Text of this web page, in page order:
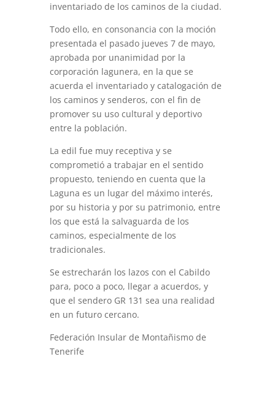
inventariado de los caminos de la ciudad.
Todo ello, en consonancia con la moción
presentada el pasado jueves 7 de mayo,
aprobada por unanimidad por la
corporación lagunera, en la que se
acuerda el inventariado y catalogación de
los caminos y senderos, con el fin de
promover su uso cultural y deportivo
entre la población.
La edil fue muy receptiva y se
comprometió a trabajar en el sentido
propuesto, teniendo en cuenta que la
Laguna es un lugar del máximo interés,
por su historia y por su patrimonio, entre
los que está la salvaguarda de los
caminos, especialmente de los
tradicionales.
Se estrecharán los lazos con el Cabildo
para, poco a poco, llegar a acuerdos, y
que el sendero GR 131 sea una realidad
en un futuro cercano.
Federación Insular de Montañismo de
Tenerife